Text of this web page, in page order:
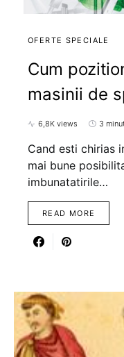
OFERTE SPECIALE
Cum
masinii de
6,8K views 3
Cand esti chirias
mai bune
imbunatatirile…
READ MORE